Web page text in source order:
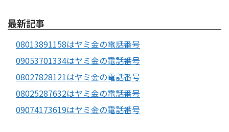
最新記事
08013891158はヤミ金の電話番号
09053701334はヤミ金の電話番号
08027828121はヤミ金の電話番号
08025287632はヤミ金の電話番号
09074173619はヤミ金の電話番号